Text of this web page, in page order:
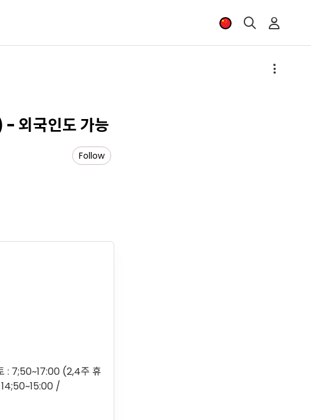
- 외국인도 가능
Follow
: 7;50~17:00 (2,4주 휴
/